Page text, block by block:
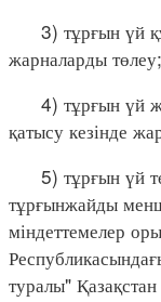
3) тұрғын үй
жарналарды төлеу;
4) тұрғын үй
қатысу кезінде
5) тұрғын үй
тұрғынжайды
міндеттемелер
туралы"